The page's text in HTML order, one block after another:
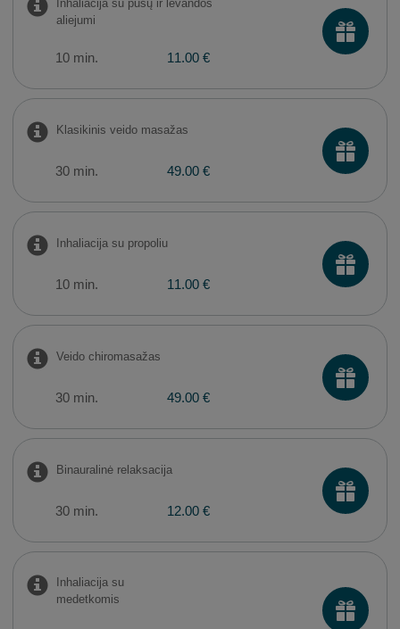
Inhaliacija su pušų ir levandos
aliejumi
10 min. 11.00 €
Klasikinis veido masažas
30 min. 49.00 €
Inhaliacija su propoliu
10 min. 11.00 €
Veido chiromasažas
30 min. 49.00 €
​Binauralinė relaksacija
30 min. 12.00 €
Inhaliacija su
medetkomis